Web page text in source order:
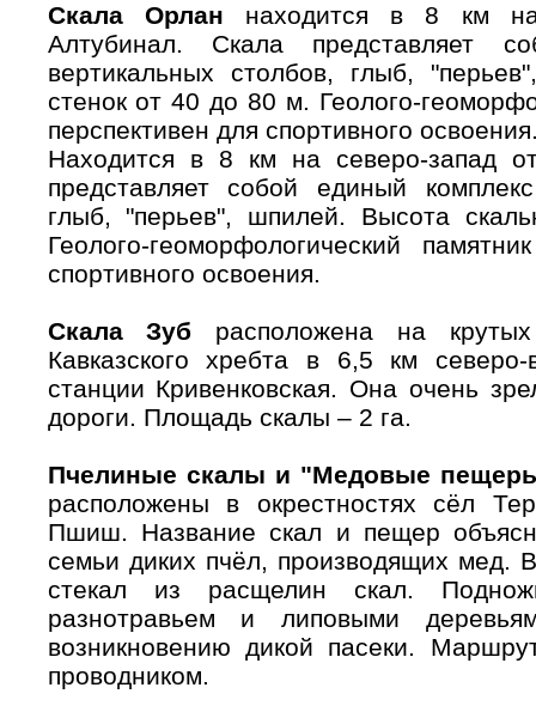
Скала Орлан находится в 8 км на
Алтубинал. Скала представляет
вертикальных столбов, глыб,
стенок от 40 до 80 м. Геолого-
перспективен для спортивного
Находится в 8 км на северо-запад
представляет собой единый
глыб, "перьев", шпилей. Высота
Геолого-геоморфологический
спортивного освоения.
Скала Зуб расположена на
Кавказского хребта в 6,5 км северо-
станции Кривенковская. Она очень
дороги. Площадь скалы – 2 га.
Пчелиные скалы и "Медовые
расположены в окрестностях сёл
Пшиш. Название скал и пещер
семьи диких пчёл, производящих мед.
стекал из расщелин скал.
разнотравьем и липовыми
возникновению дикой пасеки.
проводником.